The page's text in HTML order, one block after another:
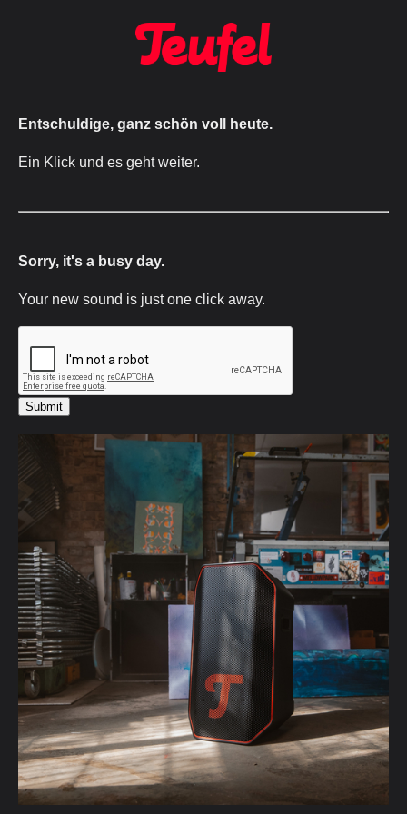
Entschuldige, ganz schön voll heute.
Ein Klick und es geht weiter.
Sorry, it's a busy day.
Your new sound is just one click away.